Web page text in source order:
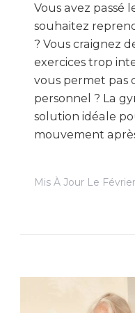
Vous avez passé
souhaitez
? Vous craignez
exercices trop
vous permet pas
personnel ? La
solution idéale
mouvement
Mis À Jour Le